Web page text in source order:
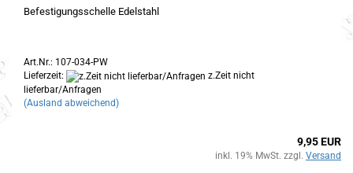
Befestigungsschelle Edelstahl
Art.Nr.: 107-034-PW
Lieferzeit:
z.Zeit nicht
lieferbar/Anfragen
(Ausland abweichend)
9,95 EUR
inkl. 19% MwSt. zzgl. Versand